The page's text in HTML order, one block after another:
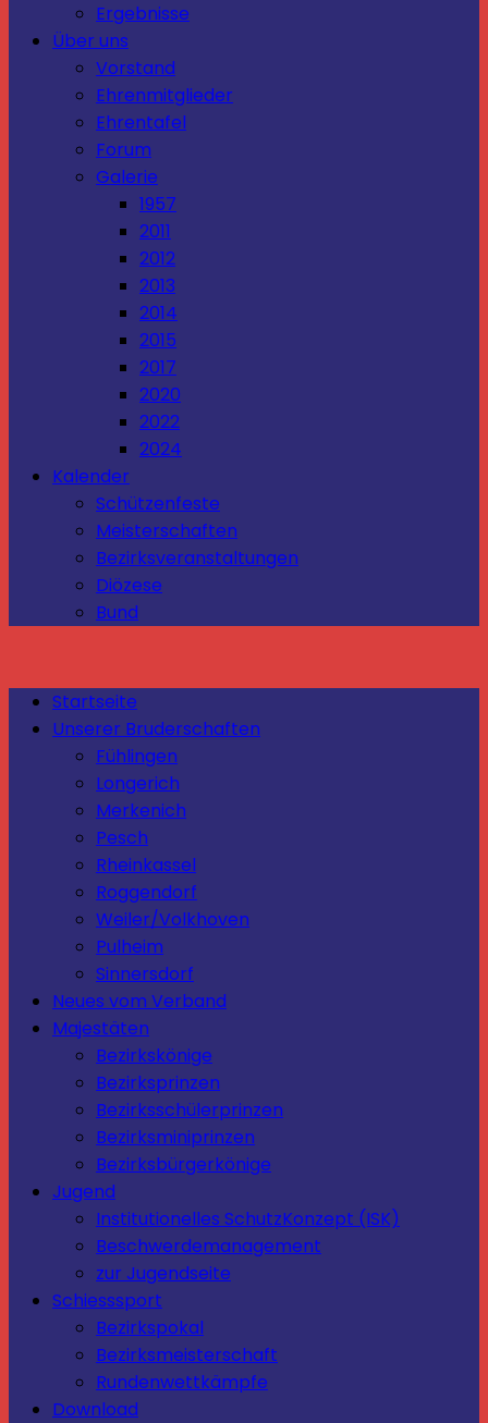
Ergebnisse
Über uns
Vorstand
Ehrenmitglieder
Ehrentafel
Forum
Galerie
1957
2011
2012
2013
2014
2015
2017
2020
2022
2024
Kalender
Schützenfeste
Meisterschaften
Bezirksveranstaltungen
Diözese
Bund
Startseite
Unserer Bruderschaften
Fühlingen
Longerich
Merkenich
Pesch
Rheinkassel
Roggendorf
Weiler/Volkhoven
Pulheim
Sinnersdorf
Neues vom Verband
Majestäten
Bezirkskönige
Bezirksprinzen
Bezirksschülerprinzen
Bezirksminiprinzen
Bezirksbürgerkönige
Jugend
Institutionelles SchutzKonzept (ISK)
Beschwerdemanagement
zur Jugendseite
Schiesssport
Bezirkspokal
Bezirksmeisterschaft
Rundenwettkämpfe
Download